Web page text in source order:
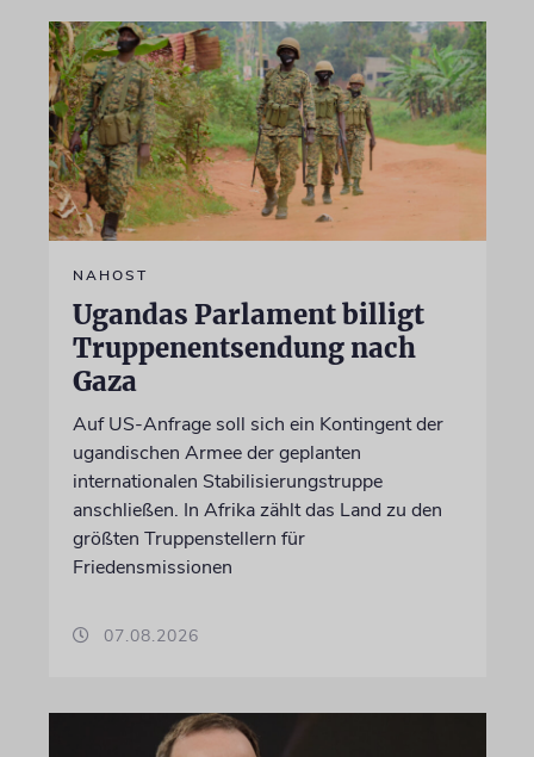
NAHOST
Ugandas Parlament billigt
Truppenentsendung nach
Gaza
Auf US-Anfrage soll sich ein Kontingent der
ugandischen Armee der geplanten
internationalen Stabilisierungstruppe
anschließen. In Afrika zählt das Land zu den
größten Truppenstellern für
Friedensmissionen
07.08.2026